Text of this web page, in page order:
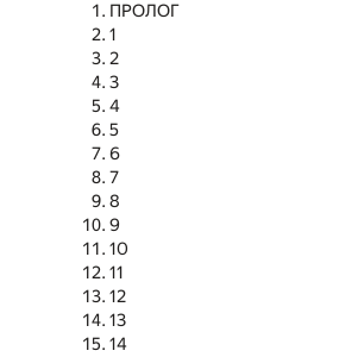
ПРОЛОГ
1
2
3
4
5
6
7
8
9
10
11
12
13
14